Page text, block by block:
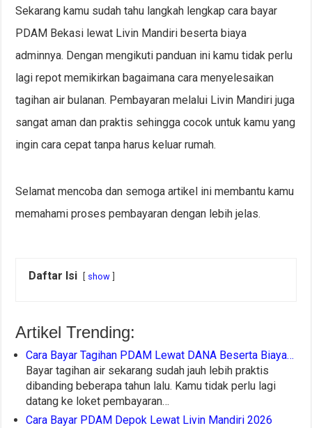
Sekarang kamu sudah tahu langkah lengkap cara bayar
PDAM Bekasi lewat Livin Mandiri beserta biaya
adminnya. Dengan mengikuti panduan ini kamu tidak perlu
lagi repot memikirkan bagaimana cara menyelesaikan
tagihan air bulanan. Pembayaran melalui Livin Mandiri juga
sangat aman dan praktis sehingga cocok untuk kamu yang
ingin cara cepat tanpa harus keluar rumah.
Selamat mencoba dan semoga artikel ini membantu kamu
memahami proses pembayaran dengan lebih jelas.
Daftar Isi show
Artikel Trending:
Cara Bayar Tagihan PDAM Lewat DANA Beserta Biaya…
Bayar tagihan air sekarang sudah jauh lebih praktis
dibanding beberapa tahun lalu. Kamu tidak perlu lagi
datang ke loket pembayaran…
Cara Bayar PDAM Depok Lewat Livin Mandiri 2026